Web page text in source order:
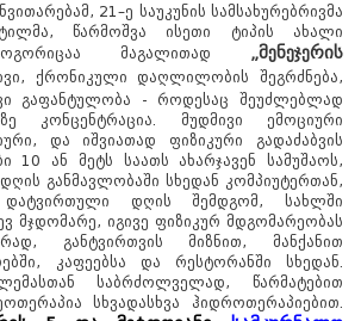
21–ე საუკუნის სამსახურებრივმა
წარმოშვა ისეთი ტიპის ახალი
მაგალითად „მენეჯერის
ქრონიკული დაღლილობის შეგრძნება,
გაფანტულობა - როდესაც შეუძლებლად
კონცენტრაცია. მუდმივი ემოციური
და იშვიათად ფიზიკური გადაძაბვის
10 ან მეტს საათს ახარჯავენ სამუშაოს,
განმავლობაში სხედან კომპიუტერთან,
დატვირთული დღის შემდგომ, სახლში
მჯდომარე, იგივე ფიზიკურ მდგომარეობას
განტვირთვის მიზნით, მანქანით
კაფეებსა და რესტორანში სხედან.
საბრძოლველად, წარმატებით
სხვადასხვა ჰიდროთერაპიებით.